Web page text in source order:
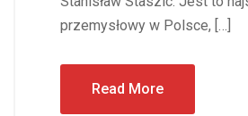
przemysłowy w Polsce, […]
Read More